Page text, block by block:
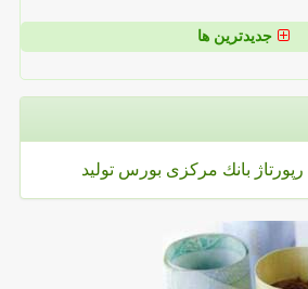
جدیدترین ها
رپورتاژ بانك مركزی بورس تولید